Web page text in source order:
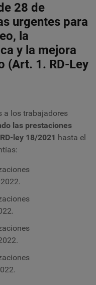
28 de
urgentes para
la
y la mejora
(Art. 1. RD-Ley
a los trabajadores
las prestaciones
ley 18/2021 hasta el